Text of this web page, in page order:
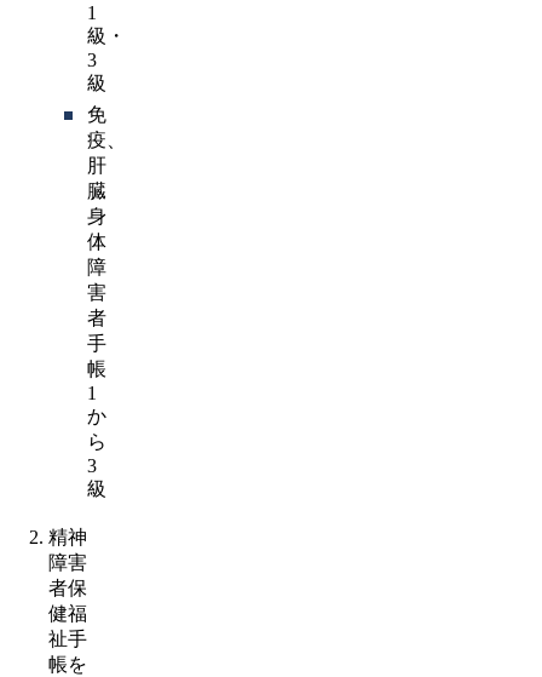
1
級・
3
級
免
疫、
肝
臓
身
体
障
害
者
手
帳
1
か
ら
3
級
精神
障害
者保
健福
祉手
帳を